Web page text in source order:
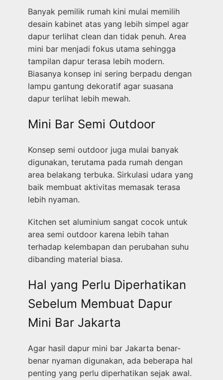
Banyak pemilik rumah kini mulai memilih
desain kabinet atas yang lebih simpel agar
dapur terlihat clean dan tidak penuh. Area
mini bar menjadi fokus utama sehingga
tampilan dapur terasa lebih modern.
Biasanya konsep ini sering berpadu dengan
lampu gantung dekoratif agar suasana
dapur terlihat lebih mewah.
Mini Bar Semi Outdoor
Konsep semi outdoor juga mulai banyak
digunakan, terutama pada rumah dengan
area belakang terbuka. Sirkulasi udara yang
baik membuat aktivitas memasak terasa
lebih nyaman.
Kitchen set aluminium sangat cocok untuk
area semi outdoor karena lebih tahan
terhadap kelembapan dan perubahan suhu
dibanding material biasa.
Hal yang Perlu Diperhatikan
Sebelum Membuat Dapur
Mini Bar Jakarta
Agar hasil dapur mini bar Jakarta benar-
benar nyaman digunakan, ada beberapa hal
penting yang perlu diperhatikan sejak awal.